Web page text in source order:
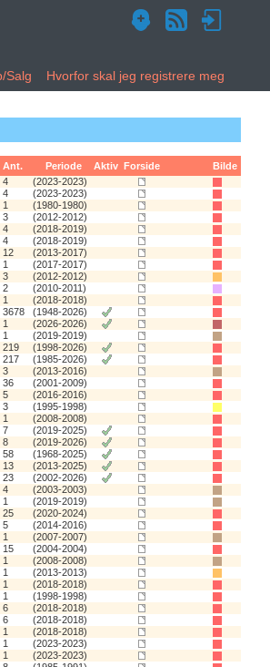
Salg Hvorfor skal jeg registrere meg
Ant. Periode Aktiv Forside
Bilde
4
(2023-2023)
4
(2023-2023)
1
(1980-1980)
3
(2012-2012)
4
(2018-2019)
4
(2018-2019)
12
(2013-2017)
1
(2017-2017)
3
(2012-2012)
2
(2010-2011)
1
(2018-2018)
3678
(1948-2026)
1
(2026-2026)
1
(2019-2019)
219
(1998-2026)
217
(1985-2026)
3
(2013-2016)
36
(2001-2009)
5
(2016-2016)
3
(1995-1998)
1
(2008-2008)
7
(2019-2025)
8
(2019-2026)
58
(1968-2025)
13
(2013-2025)
23
(2002-2026)
4
(2003-2003)
1
(2019-2019)
25
(2020-2024)
5
(2014-2016)
1
(2007-2007)
15
(2004-2004)
1
(2008-2008)
1
(2013-2013)
1
(2018-2018)
1
(1998-1998)
6
(2018-2018)
6
(2018-2018)
1
(2018-2018)
1
(2023-2023)
1
(2023-2023)